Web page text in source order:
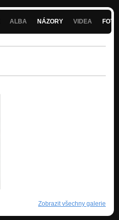
ALBA NÁZORY VIDEA
Zobrazit všechny galerie